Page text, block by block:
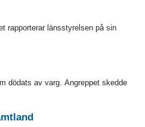
rapporterar länsstyrelsen på sin
dödats av varg. Angreppet skedde